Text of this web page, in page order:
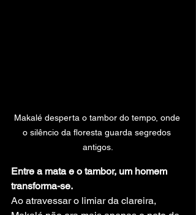
Makalé desperta o tambor do tempo, onde
o silêncio da floresta guarda segredos
antigos.
Entre a mata e o tambor, um homem
transforma-se.
Ao atravessar o limiar da clareira,